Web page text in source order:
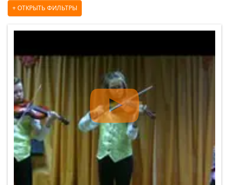
ОТКРЫТЬ ФИЛЬТРЫ